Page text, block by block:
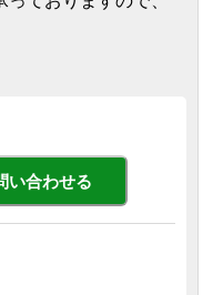
い合わせる